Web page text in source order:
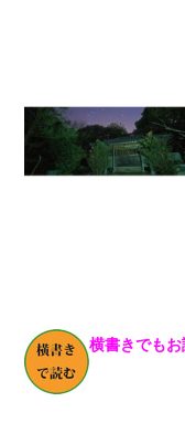
横書きでも